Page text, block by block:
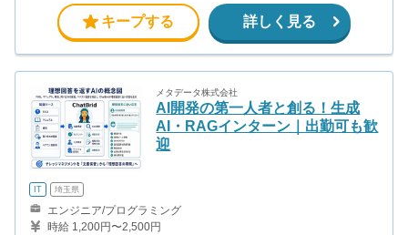
キープする 詳しく見る
メタデータ株式会社
AI開発の第一人者と創る！生成
AI・RAGインターン｜出勤可も歓
迎
IT 埼玉県
エンジニア/プログラミング
時給 1,200円〜2,500円